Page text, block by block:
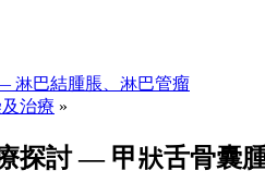
淋巴結腫脹、淋巴管瘤
治療 »
探討 — 甲狀舌骨囊